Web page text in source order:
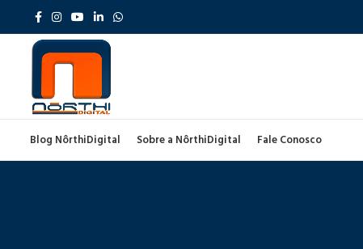
Blog NôrthiDigital Sobre a NôrthiDigital Fale Conosco